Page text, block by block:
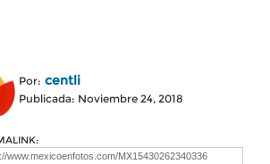
Por: centli
Publicada: Noviembre 24, 2018